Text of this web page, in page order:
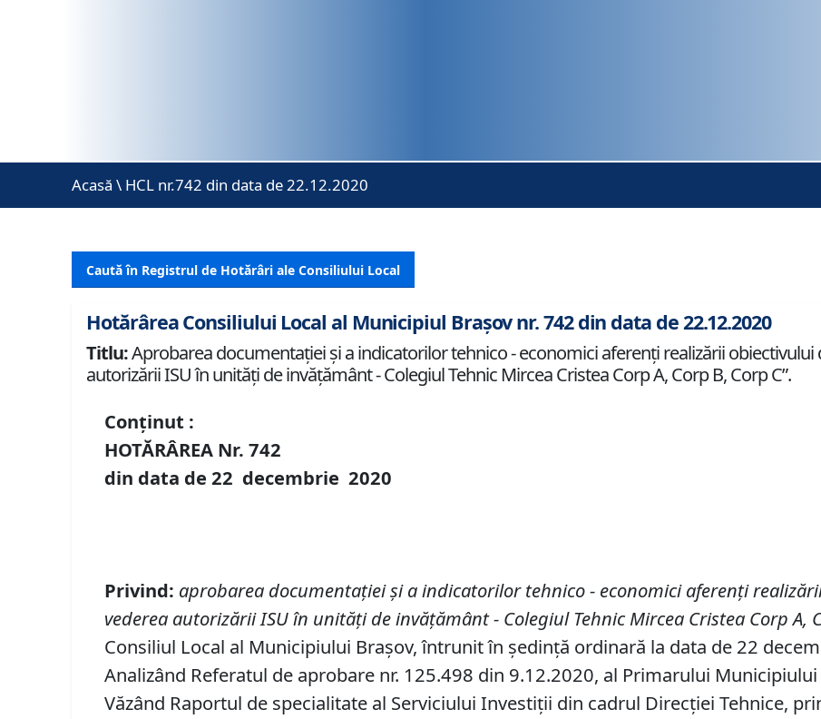
Acasă \ HCL nr.742 din data de 22.12.2020
Caută în Registrul de Hotărâri ale Consiliului Local
Hotărârea Consiliului Local al Municipiul Brașov nr. 742 din data de 22.12.2020
Titlu:Aprobarea documentației și a indicatorilor tehnico - economici aferenți realizării obiectivului
autorizării ISU în unităţi de invăţământ - Colegiul Tehnic Mircea Cristea Corp A, Corp B, Corp C”.
Conținut :
HOTĂRÂREA Nr.742
din data de22 decembrie2020
Privind: aprobarea documentației și aindicatorilor tehnico- economiciaferenți
vederea autorizării ISU în unităţi de invăţământ - Colegiul TehnicMircea Cristea Corp A,
Consiliul Local al Municipiului Brașov, întrunit în ședință ordinară la data de 22
Analizând Referatul de aprobare nr. 125.498 din 9.12.2020, al Primarului
Văzând Raportul de specialitate al Serviciului Investiţii din cadrul Direcţiei Tehnice,